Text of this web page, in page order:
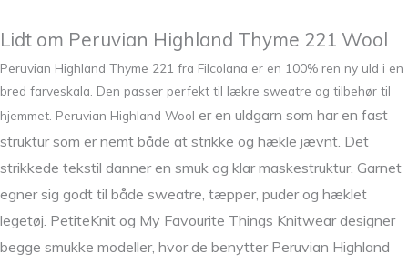
Lidt om Peruvian Highland Thyme 221 Wool
Peruvian Highland Thyme 221 fra Filcolana er en 100% ren ny uld i en
bred farveskala. Den passer perfekt til lækre sweatre og tilbehør til
hjemmet. Peruvian Highland Wool er en uldgarn som har en fast
struktur som er nemt både at strikke og hækle jævnt. Det
strikkede tekstil danner en smuk og klar maskestruktur. Garnet
egner sig godt til både sweatre, tæpper, puder og hæklet
legetøj. PetiteKnit og My Favourite Things Knitwear designer
begge smukke modeller, hvor de benytter Peruvian Highland